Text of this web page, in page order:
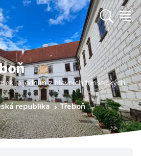
je jedním z hlavních turistických
republika
Třeboň